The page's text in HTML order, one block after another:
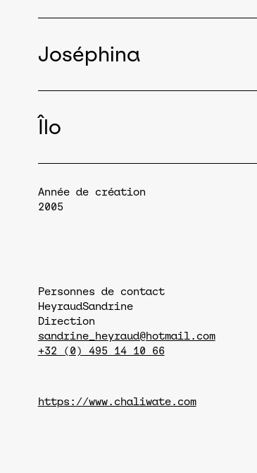
Joséphina
Îlo
Année de création
2005
Personnes de contact
HeyraudSandrine
Direction
sandrine_heyraud@hotmail.com
+32 (0) 495 14 10 66
https://www.chaliwate.com